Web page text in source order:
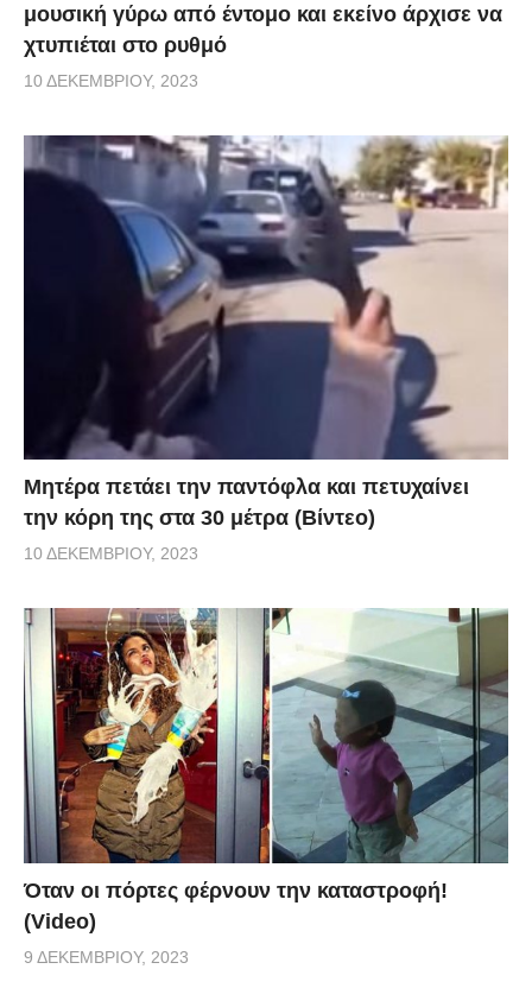
μουσική γύρω από έντομο και εκείνο άρχισε να
χτυπιέται στο ρυθμό
10 ΔΕΚΕΜΒΡΊΟΥ, 2023
Μητέρα πετάει την παντόφλα και πετυχαίνει
την κόρη της στα 30 μέτρα (Βίντεο)
10 ΔΕΚΕΜΒΡΊΟΥ, 2023
Όταν οι πόρτες φέρνουν την καταστροφή!
(Video)
9 ΔΕΚΕΜΒΡΊΟΥ, 2023